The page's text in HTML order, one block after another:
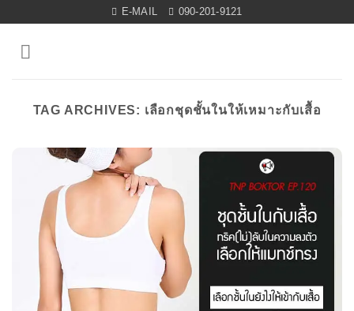
content
E-MAIL 090-201-9121
TAG ARCHIVES: เลือกชุดชั้นในให้เหมาะกับเสื้อ